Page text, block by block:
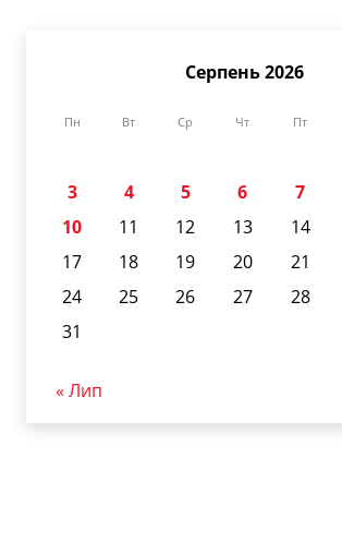
Серпень 2026
Пн Вт Ср Чт Пт
3
4 5 6 7
10
11 12 13 14
17
18 19 20 21
24
25 26 27 28
31
« Лип